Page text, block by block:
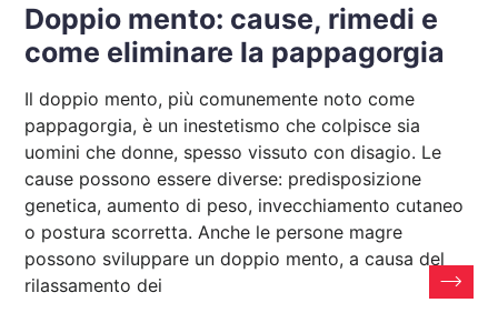
Doppio mento: cause, rimedi e
come eliminare la pappagorgia
Il doppio mento, più comunemente noto come
pappagorgia, è un inestetismo che colpisce sia
uomini che donne, spesso vissuto con disagio. Le
cause possono essere diverse: predisposizione
genetica, aumento di peso, invecchiamento cutaneo
o postura scorretta. Anche le persone magre
possono sviluppare un doppio mento, a causa del
rilassamento dei